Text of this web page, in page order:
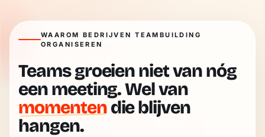
WAAROM BEDRIJVEN TEAMBUILDING
ORGANISEREN
Teams groeien niet van nóg
een meeting. Wel van
momentendie blijven
hangen.